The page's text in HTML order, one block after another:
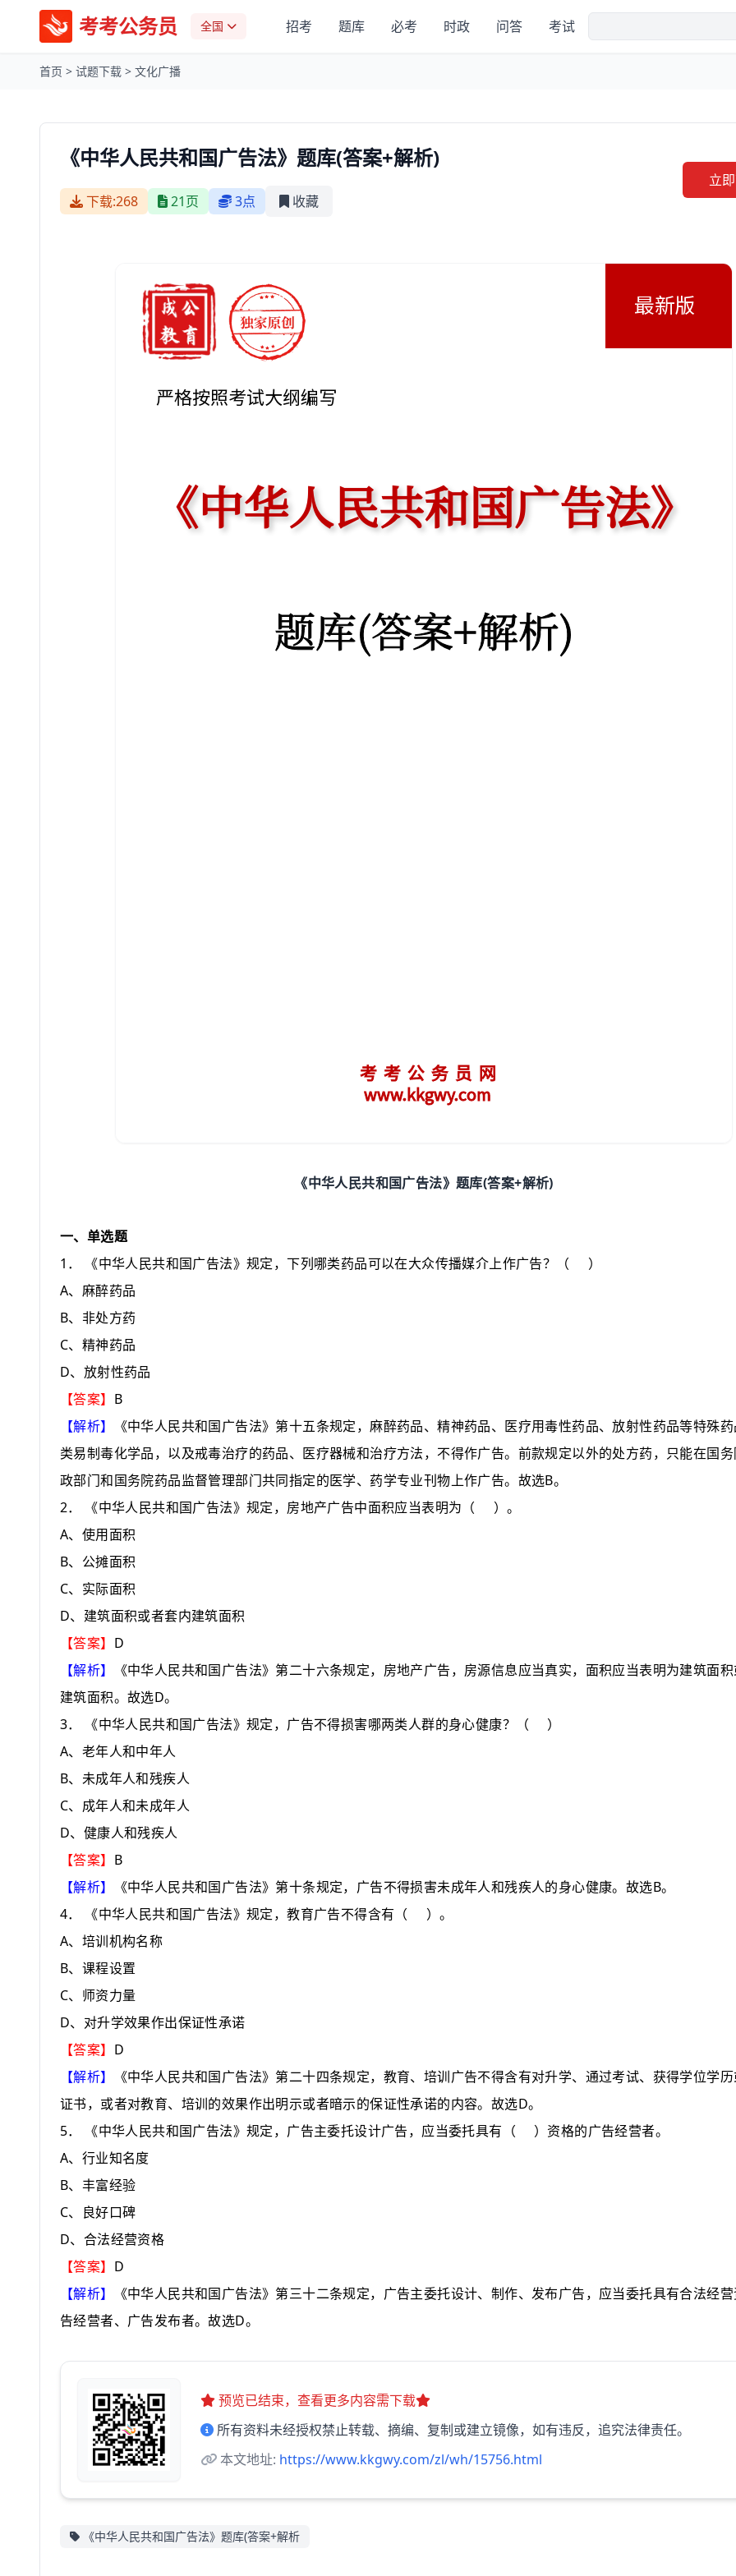
考考公务员 全国 招考 题库 必考 时政 问答 考试
首页 > 试题下载 > 文化广播
《中华人民共和国广告法》题库(答案+解析)
下载:268 21页 3点 收藏
立
《中华人民共和国广告法》题库(答案+解析)
一、单选题
1 ． 《中华人民共和国广告法》规定，下列哪类药品可以在大众传播媒介上作广告？ （ ）
A、麻醉药品
B、非处方药
C、精神药品
D、放射性药品
【答案】 B
【解析】
《中华人民共和国广告法》第十五条规定，麻醉药品、精神药品、医疗用毒性药品、放射性药品等特殊
类易制毒化学品，以及戒毒治疗的药品、医疗器械和治疗方法，不得作广告。前款规定以外的处方药，只能在国
政部门和国务院药品监督管理部门共同指定的医学、药学专业刊物上作广告。故选B。
2． 《中华人民共和国广告法》规定，房地产广告中面积应当表明为 （ ）。
A、使用面积
B、公摊面积
C、实际面积
D、建筑面积或者套内建筑面积
【答案】 D
【解析】
《中华人民共和国广告法》第二十六条规定，房地产广告，房源信息应当真实，面积应当表明为建筑面
建筑面积。故选D。
3． 《中华人民共和国广告法》规定，广告不得损害哪两类人群的身心健康？ （ ）
A、老年人和中年人
B、未成年人和残疾人
C、成年人和未成年人
D、健康人和残疾人
【答案】 B
【解析】 《中华人民共和国广告法》第十条规定，广告不得损害未成年人和残疾人的身心健康。故选B。
4． 《中华人民共和国广告法》规定，教育广告不得含有 （ ）。
A、培训机构名称
B、课程设置
C、师资力量
D、对升学效果作出保证性承诺
【答案】 D
【解析】
《中华人民共和国广告法》第二十四条规定，教育、培训广告不得含有对升学、通过考试、获得学位学
证书，或者对教育、培训的效果作出明示或者暗示的保证性承诺的内容。故选D。
5． 《中华人民共和国广告法》规定，广告主委托设计广告，应当委托具有 （ ） 资格的广告经营者。
A、行业知名度
B、丰富经验
C、良好口碑
D、合法经营资格
【答案】 D
【解析】
《中华人民共和国广告法》第三十二条规定，广告主委托设计、制作、发布广告，应当委托具有合法经
告经营者、广告发布者。故选D。
预览已结束，查看更多内容需下载
所有资料未经授权禁止转载、摘编、复制或建立镜像，如有违反，追究法律责任。
本文地址: https://www.kkgwy.com/zl/wh/15756.html
《中华人民共和国广告法》题库(答案+解析